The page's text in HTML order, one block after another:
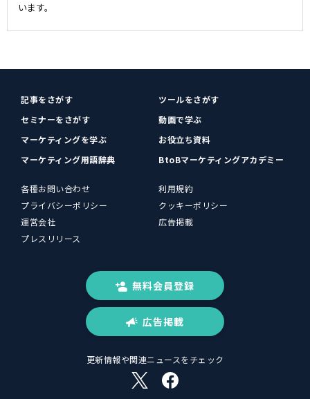
います。
記事をさがす
ツールをさがす
セミナーをさがす
動画で学ぶ
マーケティングを学ぶ
お役立ち資料
マーケティング用語辞典
BtoBマーケティングアカデミー
各種お問い合わせ
利用規約
プライバシーポリシー
クッキーポリシー
運営会社
広告掲載
プレスリリース
無料会員登録
広告掲載
更新情報や関連ニュースをチェック